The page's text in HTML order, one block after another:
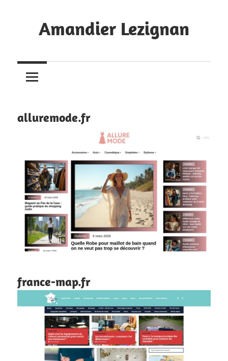
contentAmandier Lezignan
Web
alluremode.fr
france-map.fr